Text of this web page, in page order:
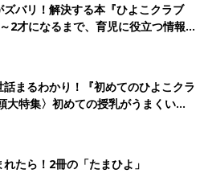
バリ！解決する本『ひよこクラブ
才になるまで、育児に役立つ情報が
まるわかり！『初めてのひよこクラ
大特集〉初めての授乳がうまくい
ミルクの基本と夏のトラブル 解決テ
たら！2冊の「たまひよ」